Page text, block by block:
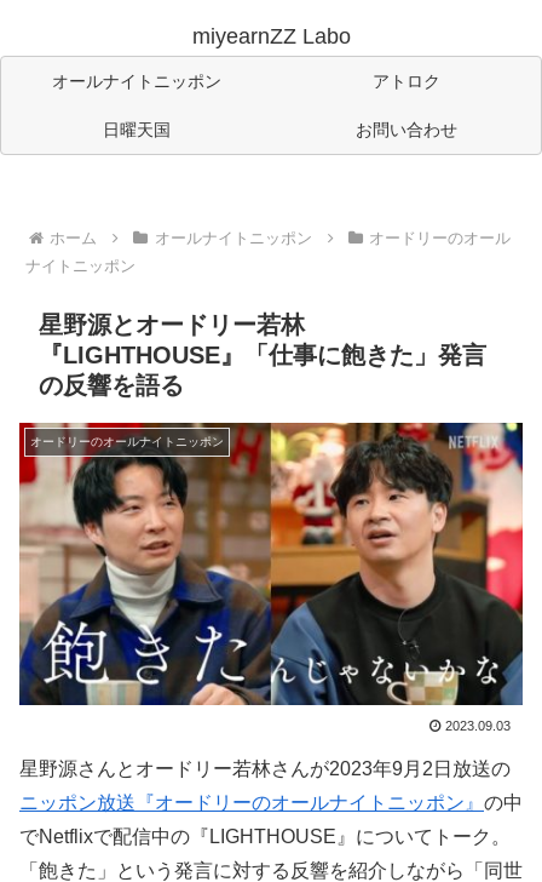
miyearnZZ Labo
オールナイトニッポン アトロク
日曜天国 お問い合わせ
ホーム オールナイトニッポン
オードリーのオール
ナイトニッポン
星野源とオードリー若林
『LIGHTHOUSE』「仕事に飽きた」発言
の反響を語る
オードリーのオールナイトニッポン
2023.09.03
星野源さんとオードリー若林さんが2023年9月2日放送の
ニッポン放送『オードリーのオールナイトニッポン』 の中
でNetflixで配信中の『LIGHTHOUSE』についてトーク。
「飽きた」という発言に対する反響を紹介しながら「同世